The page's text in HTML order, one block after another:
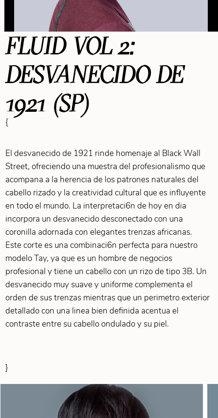
FLUID VOL 2:
DESVANECIDO DE
1921 (SP)
{
El desvanecido de 1921 rinde homenaje al Black Wall
Street, ofreciendo una muestra del profesionalismo que
acompana a la herencia de los patrones naturales del
cabello rizado y la creatividad cultural que es influyente
en todo el mundo. La interpretaci6n de hoy en dia
incorpora un desvanecido desconectado con una
coronilla adornada con elegantes trenzas africanas.
Este corte es una combinaci6n perfecta para nuestro
modelo Tay, ya que es un hombre de negocios
profesional y tiene un cabello con un rizo de tipo 3B. Un
desvanecido muy suave y uniforme complementa el
orden de sus trenzas mientras que un perimetro exterior
detallado con una linea bien definida acentua el
contraste entre su cabello ondulado y su piel.
}